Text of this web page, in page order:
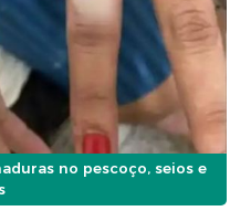
no pescoço, seios e